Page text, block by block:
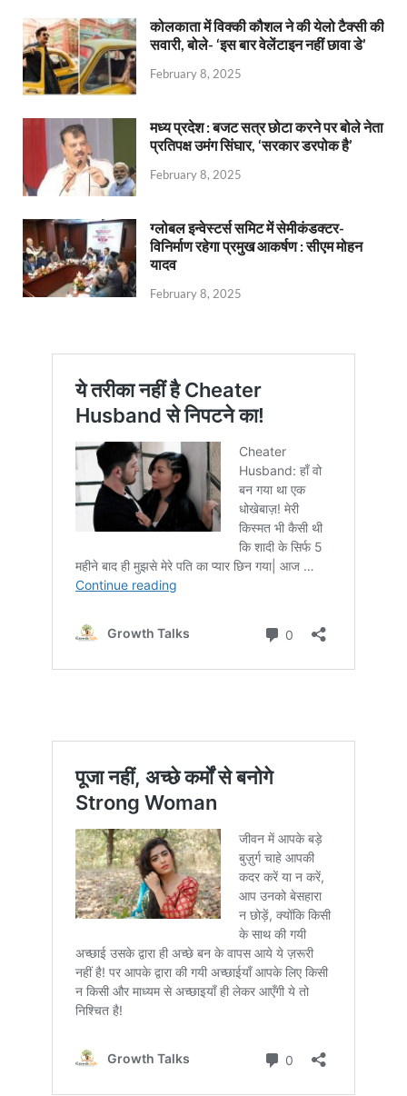
कोलकाता में विक्की कौशल ने की येलो टैक्सी की
सवारी, बोले- ‘इस बार वेलेंटाइन नहीं छावा डे’
February 8, 2025
मध्य प्रदेश : बजट सत्र छोटा करने पर बोले नेता
प्रतिपक्ष उमंग सिंघार, ‘सरकार डरपोक है’
February 8, 2025
ग्लोबल इन्वेस्टर्स समिट में सेमीकंडक्टर-
विनिर्माण रहेगा प्रमुख आकर्षण : सीएम मोहन
यादव
February 8, 2025